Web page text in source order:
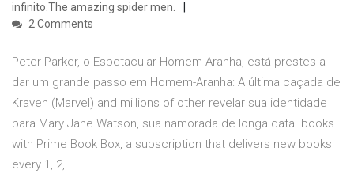
infinito.The amazing spider men.
2 Comments
Peter Parker, o Espetacular Homem-Aranha, está prestes a
dar um grande passo em Homem-Aranha: A última caçada de
Kraven (Marvel) and millions of other revelar sua identidade
para Mary Jane Watson, sua namorada de longa data. books
with Prime Book Box, a subscription that delivers new books
every 1, 2,